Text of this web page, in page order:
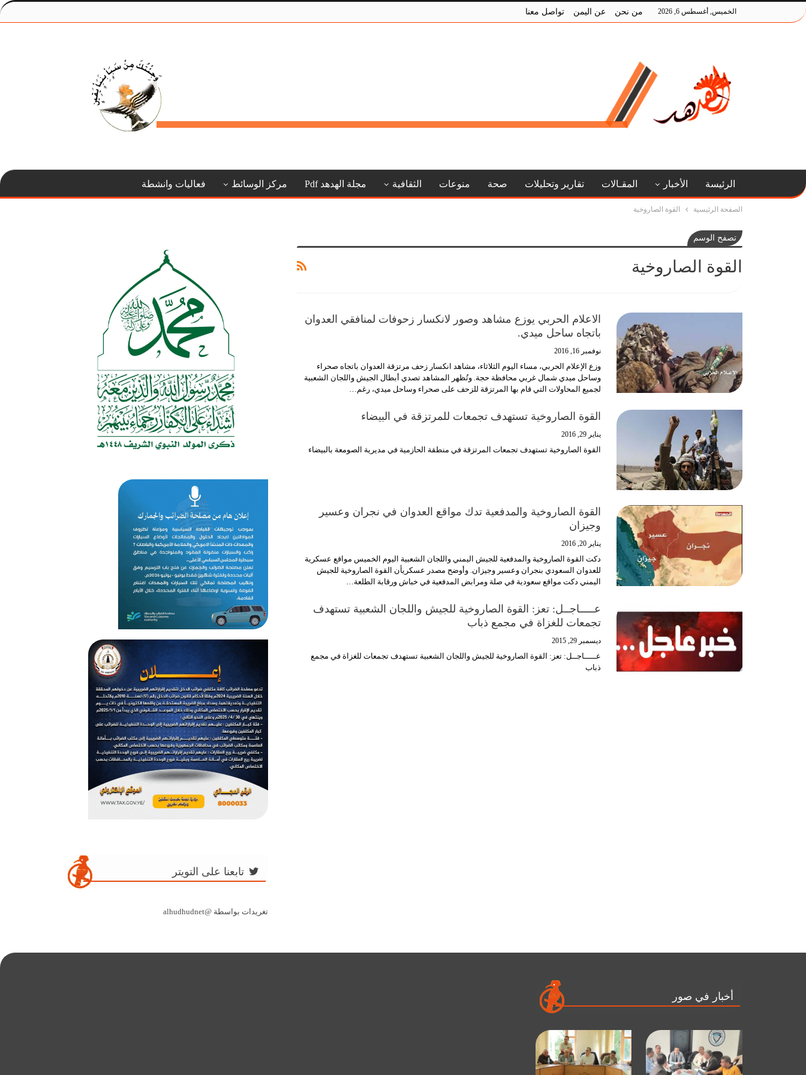
الخميس, أغسطس 6, 2026 من نحن عن اليمن تواصل معنا
الرئيسة الأخبار المقـالات تقارير وتحليلات صحة منوعات الثقافية مجلة الهدهد Pdf مركز الوسائط فعاليات وانشطة
الصفحة الرئيسية القوة الصاروخية
تصفح الوسم
القوة الصاروخية
الاعلام الحربي يوزع مشاهد وصور لانكسار زحوفات لمنافقي العدوان
باتجاه ساحل ميدي.
نوفمبر 16, 2016
وزع الإعلام الحربي، مساء اليوم الثلاثاء، مشاهد انكسار زحف مرتزقة العدوان باتجاه صحراء
وساحل ميدي شمال غربي محافظة حجة. وتُظهر المشاهد تصدي أبطال الجيش واللجان الشعبية
لجميع المحاولات التي قام بها المرتزقة للزحف على صحراء وساحل ميدي، رغم…
القوة الصاروخية تستهدف تجمعات للمرتزقة في البيضاء
يناير 29, 2016
القوة الصاروخية تستهدف تجمعات المرتزقة في منطقة الحازمية في مديرية الصومعة بالبيضاء
القوة الصاروخية والمدفعية تدك مواقع العدوان في نجران وعسير
وجيزان
يناير 20, 2016
دكت القوة الصاروخية والمدفعية للجيش اليمني واللجان الشعبية اليوم الخميس مواقع عسكرية
للعدوان السعودي بنجران وعسير وجيزان. وأوضح مصدر عسكريأن القوة الصاروخية للجيش
اليمني دكت مواقع سعودية في صلة ومرابض المدفعية في خباش ورقابة الطلعة…
عـــــاجــل: تعز: القوة الصاروخية للجيش واللجان الشعبية تستهدف
تجمعات للغزاة في مجمع ذباب
ديسمبر 29, 2015
عـــــاجــل: تعز: القوة الصاروخية للجيش واللجان الشعبية تستهدف تجمعات للغزاة في مجمع
ذباب
تابعنا على التويتر
تغريدات بواسطة @alhudhudnet
أخبار في صور